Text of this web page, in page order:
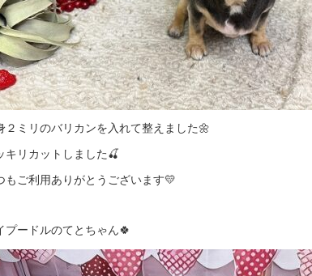
２ミリのバリカンを入れて整えました🌼
キリカットしました🍒
もご利用ありがとうございます💛
プードルのてとちゃん🍀